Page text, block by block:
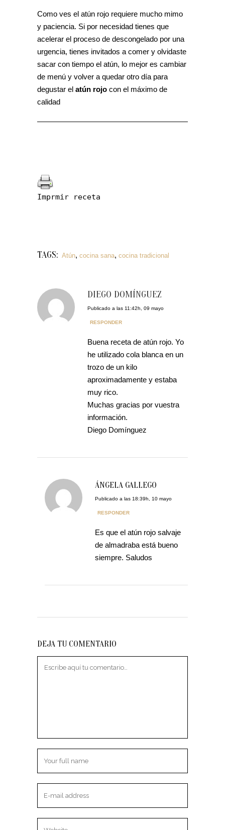
Como ves el atún rojo requiere mucho mimo
y paciencia. Si por necesidad tienes que
acelerar el proceso de descongelado por una
urgencia, tienes invitados a comer y olvidaste
sacar con tiempo el atún, lo mejor es cambiar
de menú y volver a quedar otro día para
degustar el atún rojo con el máximo de
calidad
Imprmir receta
TAGS: Atún, cocina sana, cocina tradicional
DIEGO DOMÍNGUEZ
Publicado a las 11:42h, 09 mayo
RESPONDER
Buena receta de atún rojo. Yo
he utilizado cola blanca en un
trozo de un kilo
aproximadamente y estaba
muy rico.
Muchas gracias por vuestra
información.
Diego Domínguez
ÁNGELA GALLEGO
Publicado a las 18:39h, 10 mayo
RESPONDER
Es que el atún rojo salvaje
de almadraba está bueno
siempre. Saludos
DEJA TU COMENTARIO